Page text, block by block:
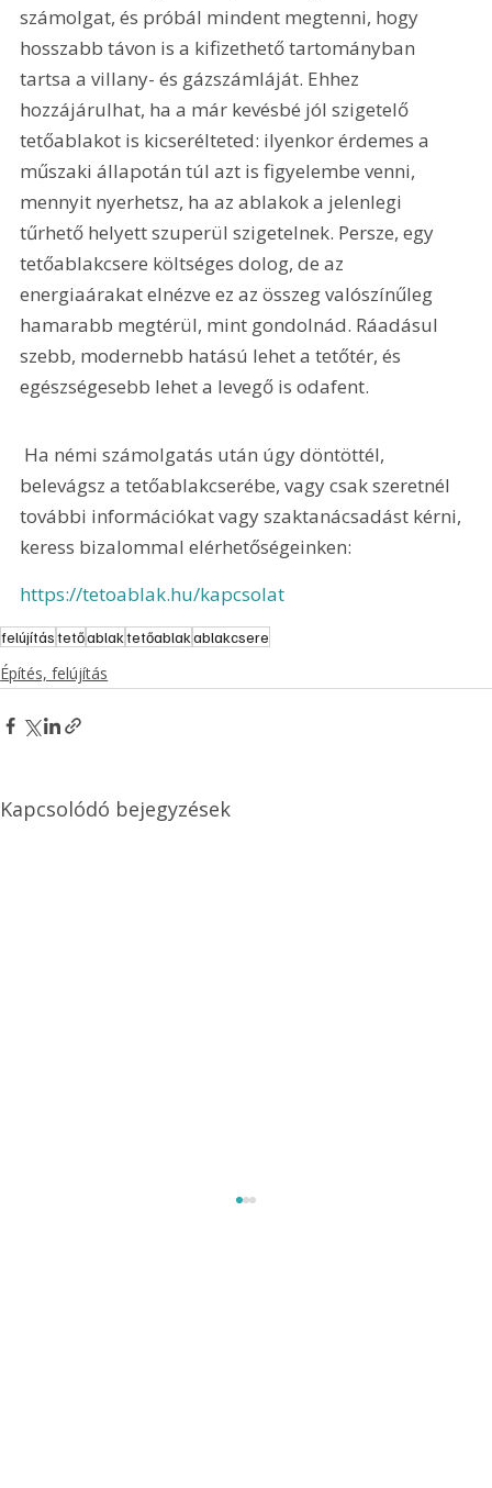
számolgat, és próbál mindent megtenni, hogy
hosszabb távon is a kifizethető tartományban
tartsa a villany- és gázszámláját. Ehhez
hozzájárulhat, ha a már kevésbé jól szigetelő
tetőablakot is kicserélteted: ilyenkor érdemes a
műszaki állapotán túl azt is figyelembe venni,
mennyit nyerhetsz, ha az ablakok a jelenlegi
tűrhető helyett szuperül szigetelnek. Persze, egy
tetőablakcsere költséges dolog, de az
energiaárakat elnézve ez az összeg valószínűleg
hamarabb megtérül, mint gondolnád. Ráadásul
szebb, modernebb hatású lehet a tetőtér, és
egészségesebb lehet a levegő is odafent.
Ha némi számolgatás után úgy döntöttél,
belevágsz a tetőablakcserébe, vagy csak szeretnél
további információkat vagy szaktanácsadást kérni,
keress bizalommal elérhetőségeinken:
https://tetoablak.hu/kapcsolat
felújítástetőablaktetőablakablakcsere
Építés, felújítás
Kapcsolódó bejegyzések